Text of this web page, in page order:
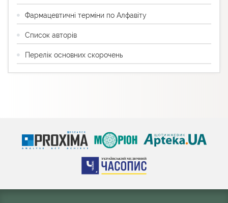
Фармацевтичні терміни по Алфавіту
Список авторів
Перелік основних скорочень